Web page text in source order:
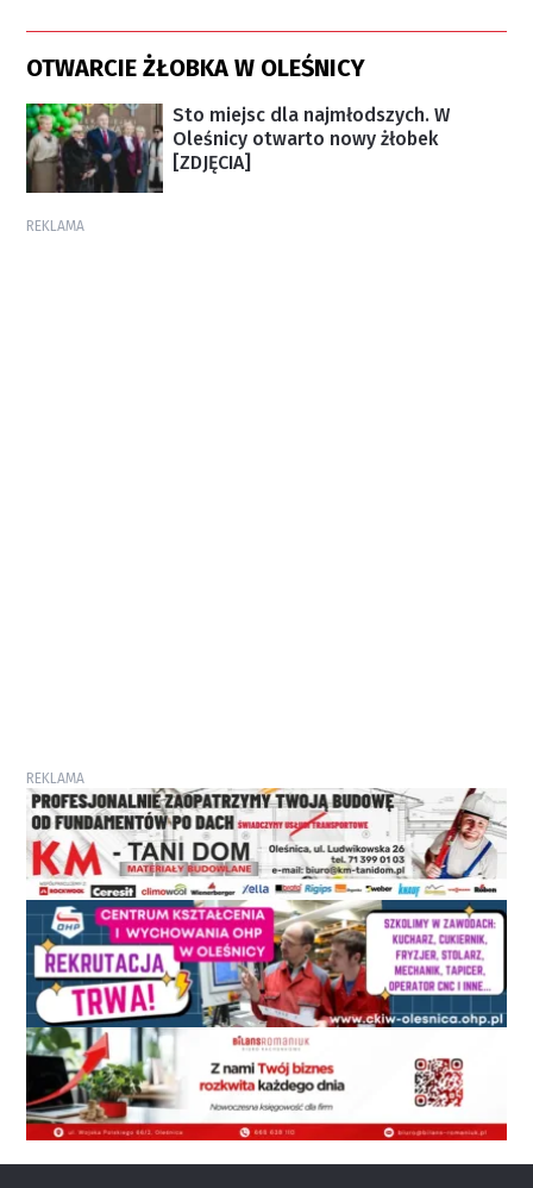
OTWARCIE ŻŁOBKA W OLEŚNICY
Sto miejsc dla najmłodszych. W
Oleśnicy otwarto nowy żłobek
[ZDJĘCIA]
REKLAMA
REKLAMA